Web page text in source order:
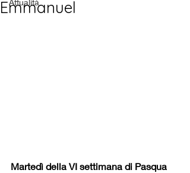
Attualità
Emmanuel
Martedì della VI settimana di Pasqua